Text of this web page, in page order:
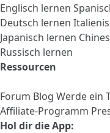
Englisch lernen
Deutsch lernen
Japanisch lernen
Russisch lernen
Ressourcen
Forum Blog Werde ein
Affiliate-Programm
Hol dir die App: